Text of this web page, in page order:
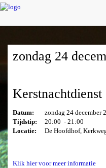
zondag 24
Kerstnachtdienst
Datum:
zondag 24 december
Tijdstip:
20:00 - 21:00
Locatie:
De Hoofdhof,
Klik hier voor meer informatie